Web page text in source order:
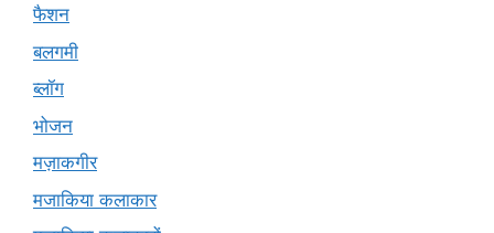
फैशन
बलगमी
ब्लॉग
भोजन
मज़ाकगीर
मजाकिया कलाकार